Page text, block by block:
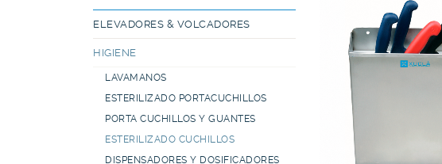
ELEVADORES & VOLCADORES
HIGIENE
LAVAMANOS
ESTERILIZADO PORTACUCHILLOS
PORTA CUCHILLOS Y GUANTES
ESTERILIZADO CUCHILLOS
DISPENSADORES Y DOSIFICADORES